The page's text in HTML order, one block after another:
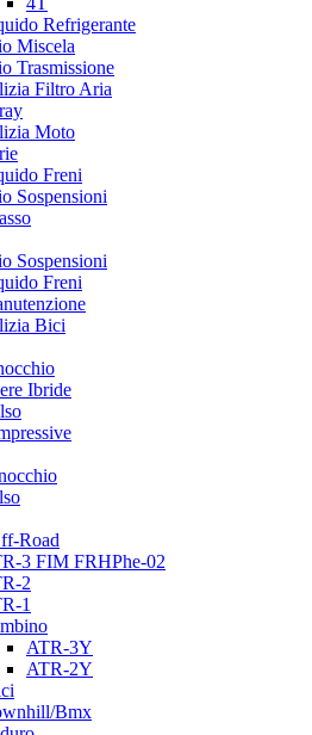
Refrigerante
Miscela
Trasmissione
Filtro Aria
Moto
Freni
Sospensioni
Sospensioni
Freni
Bici
Ibride
Road
3 FIM FRHPhe-02
2
1
ATR-3Y
ATR-2Y
Bmx